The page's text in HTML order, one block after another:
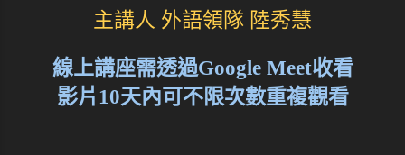
主講人 外語領隊 陸秀慧
線上講座需透過Google Meet收看
影片10天內可不限次數重複觀看